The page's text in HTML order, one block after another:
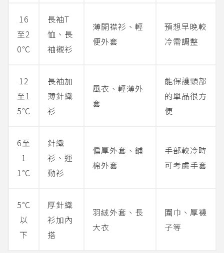
16
至2
0℃
長袖T
恤、長
袖襯衫
薄開襟衫、輕
便外套
預想早晚較
冷需調整
12
至1
5℃
長袖加
薄針織
衫
風衣、輕薄外
套
能保護頸部
的單品很方
便
6至
1
1℃
針織
衫、運
動衫
偏厚外套、鋪
棉外套
手部較冷時
可考慮手套
5℃
以
下
厚針織
衫加內
搭
羽絨外套、長
大衣
圍巾、厚襪
子等